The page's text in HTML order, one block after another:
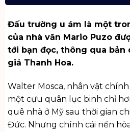
Đấu trường u ám là một
của nhà văn Mario Puzo
tới bạn đọc, thông qua bản
giả Thanh Hoa.
Walter Mosca, nhân vật
một cựu quân lục binh chỉ
quê nhà ở Mỹ sau thời gian
Đức. Nhưng chính cái nền